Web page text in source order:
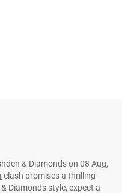
& Diamonds on 08 Aug,
clash promises a thrilling
Diamonds style, expect a